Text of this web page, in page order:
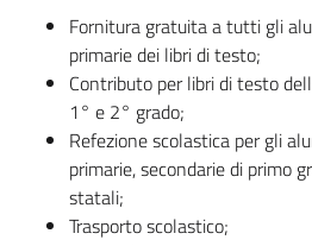
Fornitura gratuita a tutti gli
primarie dei libri di testo;
Contributo per libri di testo
1° e 2° grado;
Refezione scolastica per gli
primarie, secondarie di primo
statali;
Trasporto scolastico;